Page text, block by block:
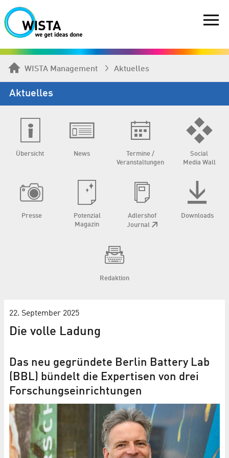
WISTA Management Aktuelles
Aktuelles
Übersicht News
Termine /
Veranstaltungen
Social
Media Wall
Presse
Potenzial
Magazin
Adlershof
Journal
Downloads
Redaktion
22. September 2025
Die volle Ladung
Das neu gegründete Berlin Battery Lab
(BBL) bündelt die Expertisen von drei
Forschungs­einrichtungen